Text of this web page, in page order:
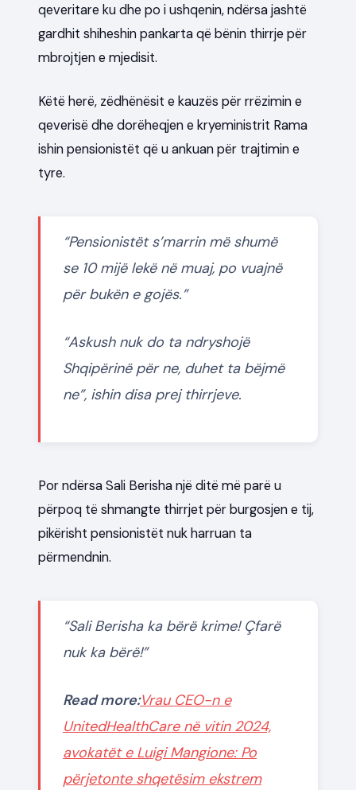
qeveritare ku dhe po i ushqenin, ndërsa jashtë
gardhit shiheshin pankarta që bënin thirrje për
mbrojtjen e mjedisit.
Këtë herë, zëdhënësit e kauzës për rrëzimin e
qeverisë dhe dorëheqjen e kryeministrit Rama
ishin pensionistët që u ankuan për trajtimin e
tyre.
“Pensionistët s’marrin më shumë
se 10 mijë lekë në muaj, po vuajnë
për bukën e gojës.”
“Askush nuk do ta ndryshojë
Shqipërinë për ne, duhet ta bëjmë
ne”, ishin disa prej thirrjeve.
Por ndërsa Sali Berisha një ditë më parë u
përpoq të shmangte thirrjet për burgosjen e tij,
pikërisht pensionistët nuk harruan ta
përmendnin.
“Sali Berisha ka bërë krime! Çfarë
nuk ka bërë!”
Read more:Vrau CEO-n e
UnitedHealthCare në vitin 2024,
avokatët e Luigi Mangione: Po
përjetonte shqetësim ekstrem